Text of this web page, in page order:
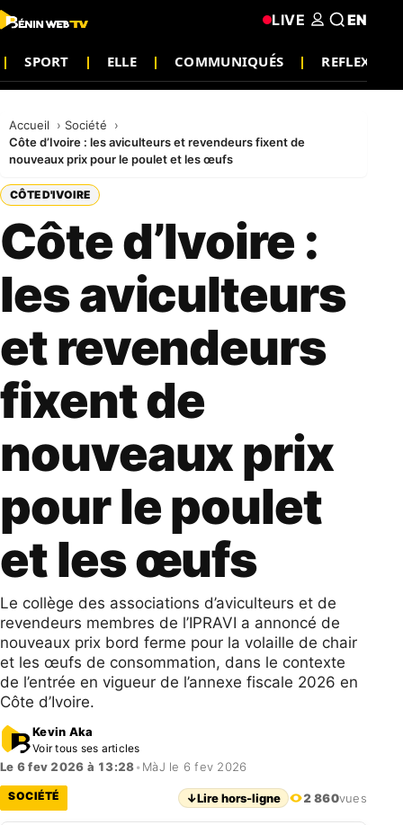
SPORT ELLE COMMUNIQUÉS REFLEXION
LIVE EN
Accueil
Société
Côte d’Ivoire : les aviculteurs et revendeurs fixent de
nouveaux prix pour le poulet et les œufs
CÔTE D'IVOIRE
Côte d’Ivoire :
les aviculteurs
et revendeurs
fixent de
nouveaux prix
pour le poulet
et les œufs
Le collège des associations d’aviculteurs et de
revendeurs membres de l’IPRAVI a annoncé de
nouveaux prix bord ferme pour la volaille de chair
et les œufs de consommation, dans le contexte
de l’entrée en vigueur de l’annexe fiscale 2026 en
Côte d’Ivoire.
Kevin Aka
Voir tous ses articles
Le 6 fev 2026 à 13:28• MàJ le 6 fev 2026
SOCIÉTÉ ↓Lire hors-ligne 2 860vues